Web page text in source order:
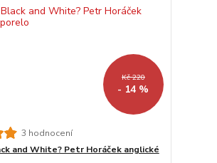
Kč 220
- 14 %
3 hodnocení
and White? Petr Horáček anglické